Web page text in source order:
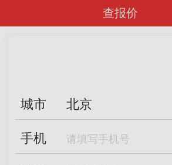
查报价
城市 北京
手机